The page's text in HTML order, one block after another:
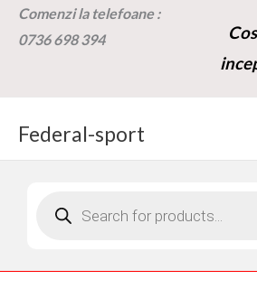
SkipComenzi la telefoane :
0736 698 394
Federal-sport